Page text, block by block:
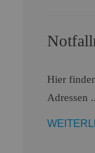
Hier
Adressen